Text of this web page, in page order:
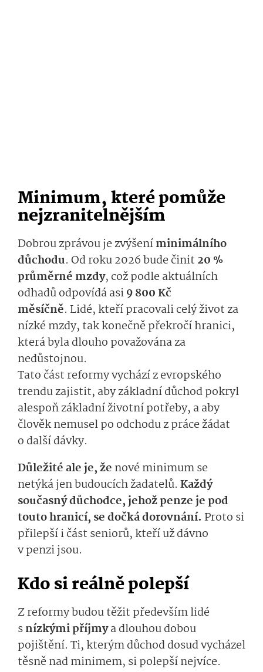
Minimum, které pomůže
nejzranitelnějším
Dobrou zprávou je zvýšeníminimálního
důchodu. Od roku 2026 bude činit 20 %
průměrné mzdy, což podle aktuálních
odhadů odpovídá asi9 800 Kč
měsíčně. Lidé, kteří pracovali celý život za
nízké mzdy, tak konečně překročí hranici,
která byla dlouho považována za
nedůstojnou.
Tato část reformy vychází z evropského
trendu zajistit, aby základní důchod pokryl
alespoň základní životní potřeby, a aby
člověk nemusel po odchodu z práce žádat
o další dávky.
Důležité ale je, že nové minimum se
netýká jen budoucích žadatelů. Každý
současný důchodce, jehož penze je pod
touto hranicí, se dočká dorovnání. Proto si
přilepší i část seniorů, kteří už dávno
v penzi jsou.
Kdo si reálně polepší
Z reformy budou těžit především lidé
snízkými příjmya dlouhou dobou
pojištění. Ti, kterým důchod dosud vycházel
těsně nad minimem, si polepší nejvíce.